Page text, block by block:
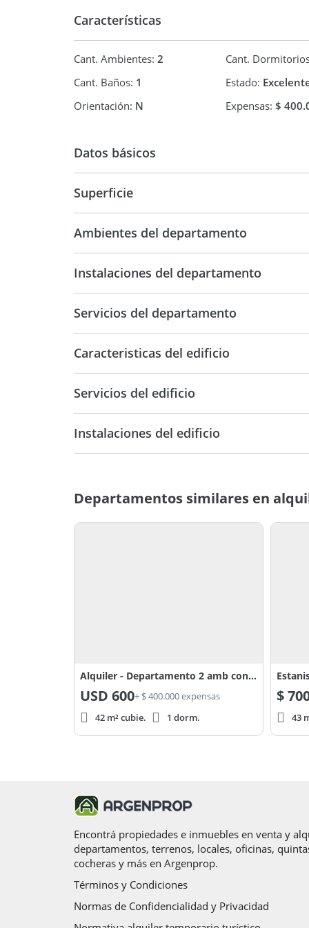
Características
Cant. Ambientes: 2 Cant.
Cant. Baños: 1 Estado:
Orientación: N Expensas: $
Datos básicos
Departamento
Superficie
Ambientes del departamento
Instalaciones del departamento
Servicios del departamento
Caracteristicas del edificio
Categoria
Servicios del edificio
Instalaciones del edificio
Departamentos similares en
Alquiler - Departamento 2 amb con Jardin - Lagoon Pilar
USD 600+ $ 400.000 expensas
42 m² cubie.
1 dorm.
$
43
Encontrá propiedades e inmuebles en venta y
departamentos, terrenos, locales, oficinas,
cocheras y más en Argenprop.
Términos y Condiciones
Normas de Confidencialidad y Privacidad